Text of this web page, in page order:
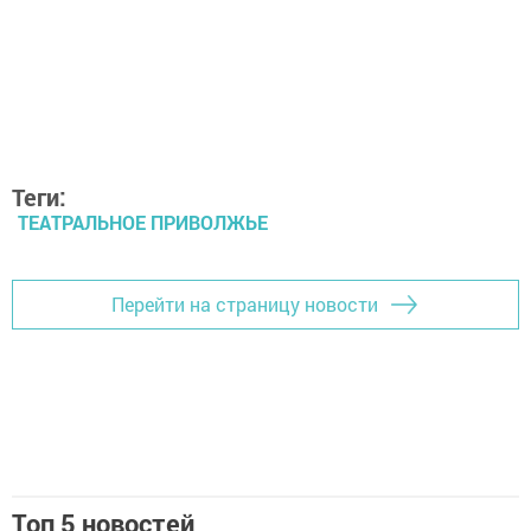
Теги:
ТЕАТРАЛЬНОЕ ПРИВОЛЖЬЕ
Перейти на страницу новости
Топ 5 новостей